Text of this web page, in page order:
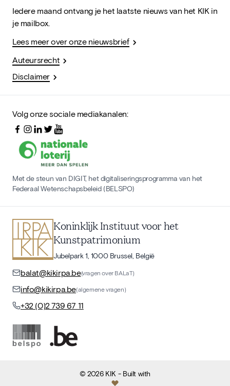
Iedere maand ontvang je het laatste nieuws van het KIK in
je mailbox.
Lees meer over onze nieuwsbrief
Auteursrecht
Disclaimer
Volg onze sociale mediakanalen:
Met de steun van DIGIT, het digitaliseringsprogramma van het
Federaal Wetenschapsbeleid (BELSPO)
Koninklijk Instituut voor het
Kunstpatrimonium
Jubelpark 1, 1000 Brussel, België
balat@kikirpa.be(vragen over BALaT)
info@kikirpa.be(algemene vragen)
+32 (0)2 739 67 11
©2026 KIK - Built with